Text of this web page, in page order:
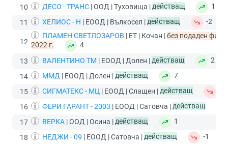
10
ДЕСО - ТРАНС | ООД | Туховища |действащ
15
11
ХЕЛИОС - Н | ЕООД | Вълкосел |действащ -2
12
ПЛАМЕН СВЕТЛОЗАРОВ | ЕТ | Кочан |без подаден
2022 г.
4
13
ВАЛЕНТИНО ТМ | ЕООД | Долен |действащ
2
14
ММД | ЕООД | Долен |действащ
7
15
СИГМАТЕКС - МЦ | ЕООД | Слащен |действащ
16
ФЕРИ ГАРАНТ - 2003 | ЕООД | Сатовча |действащ
17
ВЕРКА | ООД | Осина |действащ
1
18
НЕДЖИ - 09 | ЕООД | Сатовча |действащ
-1